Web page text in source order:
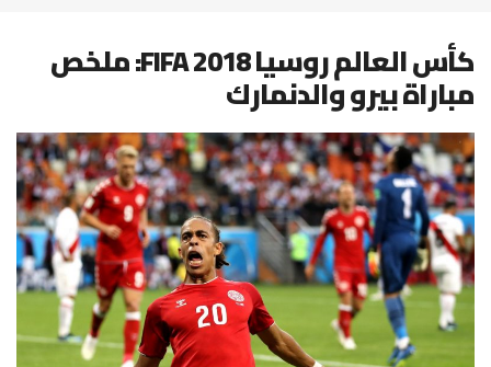
كأس العالم روسيا FIFA 2018: ملخص
مباراة بيرو والدنمارك